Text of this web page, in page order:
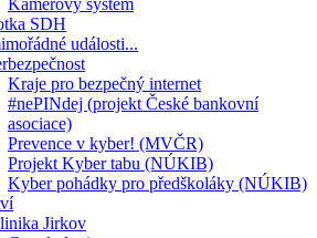
Kamerový systém
SDH
události...
Kraje pro bezpečný internet
#nePINdej (projekt České bankovní
asociace)
Prevence v kyber! (MVČR)
Projekt Kyber tabu (NÚKIB)
Kyber pohádky pro předškoláky (NÚKIB)
Jirkov